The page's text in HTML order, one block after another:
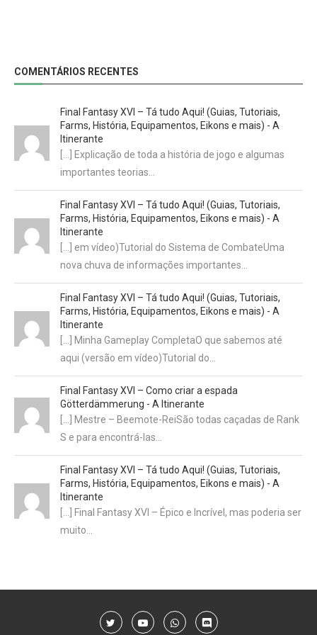
COMENTÁRIOS RECENTES
Final Fantasy XVI – Tá tudo Aqui! (Guias, Tutoriais,
Farms, História, Equipamentos, Eikons e mais) - A
Itinerante
[…] Explicação de toda a história de jogo e algumas
importantes teorias…
Final Fantasy XVI – Tá tudo Aqui! (Guias, Tutoriais,
Farms, História, Equipamentos, Eikons e mais) - A
Itinerante
[…] em vídeo)Tutorial do Sistema de CombateUma
nova chuva de informações importantes…
Final Fantasy XVI – Tá tudo Aqui! (Guias, Tutoriais,
Farms, História, Equipamentos, Eikons e mais) - A
Itinerante
[…] Minha Gameplay CompletaO que sabemos até
aqui (versão em vídeo)Tutorial do…
Final Fantasy XVI – Como criar a espada
Götterdämmerung - A Itinerante
[…] Mestre – Beemote-ReiSão todas caçadas de Rank
S e para encontrá-las…
Final Fantasy XVI – Tá tudo Aqui! (Guias, Tutoriais,
Farms, História, Equipamentos, Eikons e mais) - A
Itinerante
[…] Final Fantasy XVI – Épico e Incrível, mas poderia ser
muito…